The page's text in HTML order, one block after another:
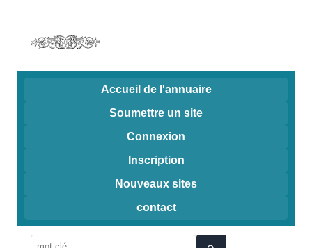
Accueil de l'annuaire
Soumettre un site
Connexion
Inscription
Nouveaux sites
contact